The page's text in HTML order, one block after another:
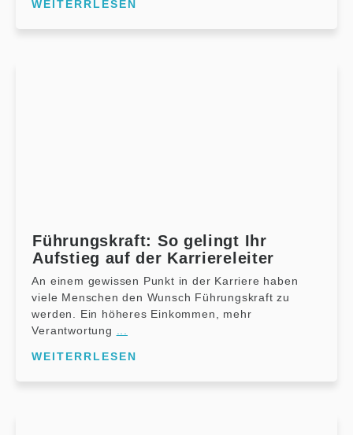
WEITERRLESEN
Führungskraft: So gelingt Ihr
Aufstieg auf der Karriereleiter
An einem gewissen Punkt in der Karriere haben
viele Menschen den Wunsch Führungskraft zu
werden. Ein höheres Einkommen, mehr
Verantwortung
WEITERRLESEN